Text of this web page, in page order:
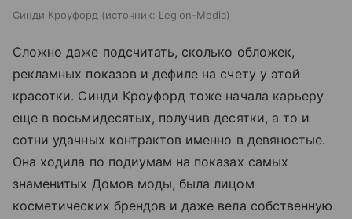
Синди Кроуфорд источник: Legion-Media
Сложно даже подсчитать, сколько обложек,
рекламных показов и дефиле на счету у этой
красотки. Синди Кроуфорд тоже начала карьеру
еще в восьмидесятых, получив десятки, а то и
сотни удачных контрактов именно в девяностые.
Она ходила по подиумам на показах самых
знаменитых Домов моды, была лицом
косметических брендов и даже вела собственную